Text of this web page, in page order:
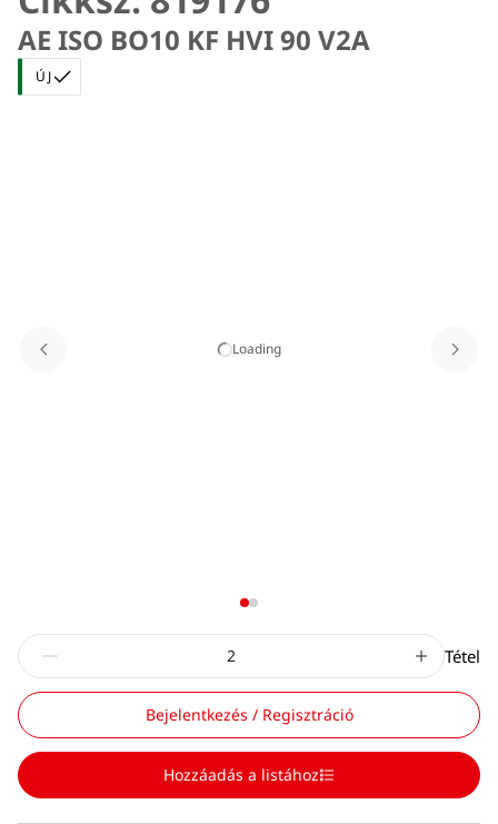
AE ISO BO10 KF HVI 90 V2A
ÚJ
Loading
Tétel
Bejelentkezés / Regisztráció
Hozzáadás a listához